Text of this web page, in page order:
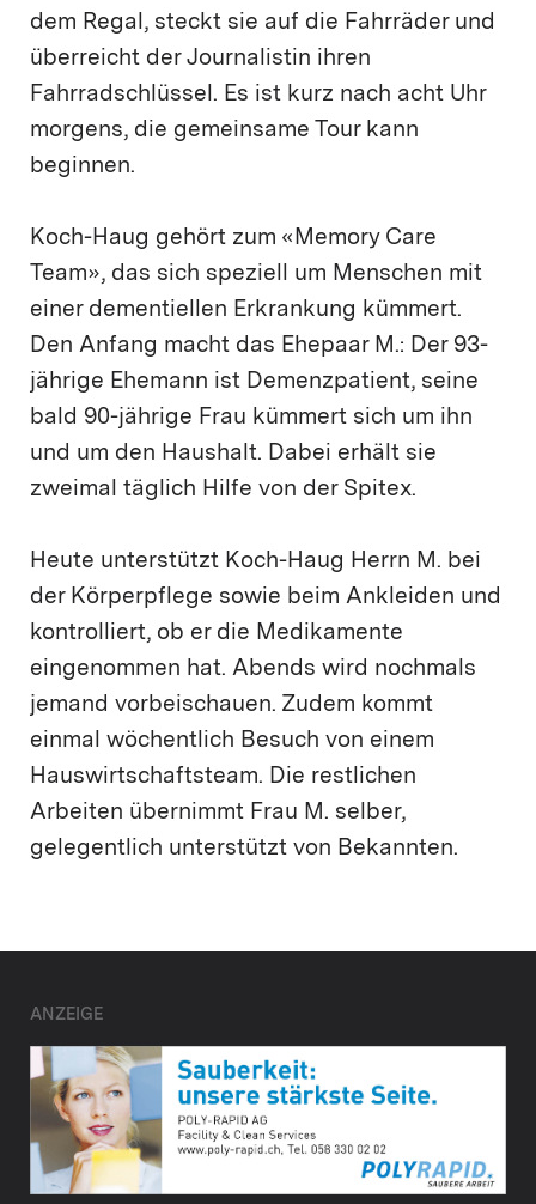
dem Regal, steckt sie auf die Fahrräder und
überreicht der Journalistin ihren
Fahrradschlüssel. Es ist kurz nach acht Uhr
morgens, die gemeinsame Tour kann
beginnen.
Koch-Haug gehört zum «Memory Care
Team», das sich speziell um Menschen mit
einer dementiellen Erkrankung kümmert.
Den Anfang macht das Ehepaar M.: Der 93-
jährige Ehemann ist Demenzpatient, seine
bald 90-jährige Frau kümmert sich um ihn
und um den Haushalt. Dabei erhält sie
zweimal täglich Hilfe von der Spitex.
Heute unterstützt Koch-Haug Herrn M. bei
der Körperpflege sowie beim Ankleiden und
kontrolliert, ob er die Medikamente
eingenommen hat. Abends wird nochmals
jemand vorbeischauen. Zudem kommt
einmal wöchentlich Besuch von einem
Hauswirtschaftsteam. Die restlichen
Arbeiten übernimmt Frau M. selber,
gelegentlich unterstützt von Bekannten.
ANZEIGE